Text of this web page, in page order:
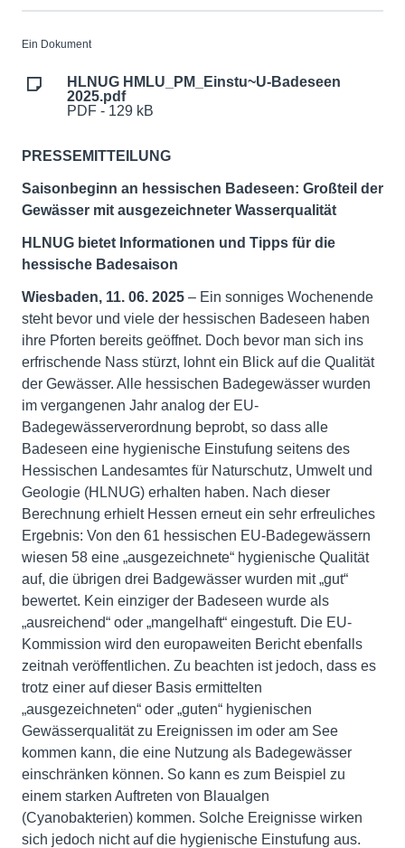
Ein Dokument
HLNUG HMLU_PM_Einstu~U-Badeseen
2025.pdf
PDF - 129 kB
PRESSEMITTEILUNG
Saisonbeginn an hessischen Badeseen: Großteil der
Gewässer mit ausgezeichneter Wasserqualität
HLNUG bietet Informationen und Tipps für die
hessische Badesaison
Wiesbaden, 11. 06. 2025 – Ein sonniges Wochenende
steht bevor und viele der hessischen Badeseen haben
ihre Pforten bereits geöffnet. Doch bevor man sich ins
erfrischende Nass stürzt, lohnt ein Blick auf die Qualität
der Gewässer. Alle hessischen Badegewässer wurden
im vergangenen Jahr analog der EU-
Badegewässerverordnung beprobt, so dass alle
Badeseen eine hygienische Einstufung seitens des
Hessischen Landesamtes für Naturschutz, Umwelt und
Geologie (HLNUG) erhalten haben. Nach dieser
Berechnung erhielt Hessen erneut ein sehr erfreuliches
Ergebnis: Von den 61 hessischen EU-Badegewässern
wiesen 58 eine „ausgezeichnete“ hygienische Qualität
auf, die übrigen drei Badgewässer wurden mit „gut“
bewertet. Kein einziger der Badeseen wurde als
„ausreichend“ oder „mangelhaft“ eingestuft. Die EU-
Kommission wird den europaweiten Bericht ebenfalls
zeitnah veröffentlichen. Zu beachten ist jedoch, dass es
trotz einer auf dieser Basis ermittelten
„ausgezeichneten“ oder „guten“ hygienischen
Gewässerqualität zu Ereignissen im oder am See
kommen kann, die eine Nutzung als Badegewässer
einschränken können. So kann es zum Beispiel zu
einem starken Auftreten von Blaualgen
(Cyanobakterien) kommen. Solche Ereignisse wirken
sich jedoch nicht auf die hygienische Einstufung aus.